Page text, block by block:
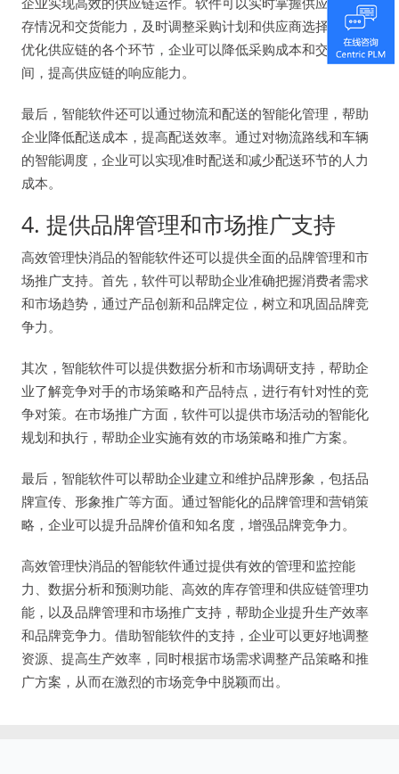
存情况和交货能力，及时调整采购计划和供应商选择。通过
优化供应链的各个环节，企业可以降低采购成本和交货时
间，提高供应链的响应能力。
最后，智能软件还可以通过物流和配送的智能化管理，帮助
企业降低配送成本，提高配送效率。通过对物流路线和车辆
的智能调度，企业可以实现准时配送和减少配送环节的人力
成本。
4. 提供品牌管理和市场推广支持
高效管理快消品的智能软件还可以提供全面的品牌管理和市
场推广支持。首先，软件可以帮助企业准确把握消费者需求
和市场趋势，通过产品创新和品牌定位，树立和巩固品牌竞
争力。
其次，智能软件可以提供数据分析和市场调研支持，帮助企
业了解竞争对手的市场策略和产品特点，进行有针对性的竞
争对策。在市场推广方面，软件可以提供市场活动的智能化
规划和执行，帮助企业实施有效的市场策略和推广方案。
最后，智能软件可以帮助企业建立和维护品牌形象，包括品
牌宣传、形象推广等方面。通过智能化的品牌管理和营销策
略，企业可以提升品牌价值和知名度，增强品牌竞争力。
高效管理快消品的智能软件通过提供有效的管理和监控能
力、数据分析和预测功能、高效的库存管理和供应链管理功
能，以及品牌管理和市场推广支持，帮助企业提升生产效率
和品牌竞争力。借助智能软件的支持，企业可以更好地调整
资源、提高生产效率，同时根据市场需求调整产品策略和推
广方案，从而在激烈的市场竞争中脱颖而出。